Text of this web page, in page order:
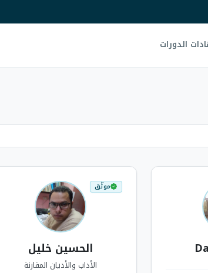
الدورات
موثّق
الحسين خليل
الأداب والأديان المقارنة